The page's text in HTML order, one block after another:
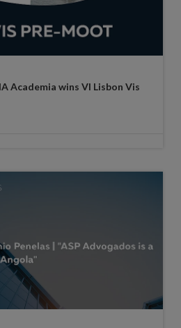
Academia wins VI Lisbon Vis